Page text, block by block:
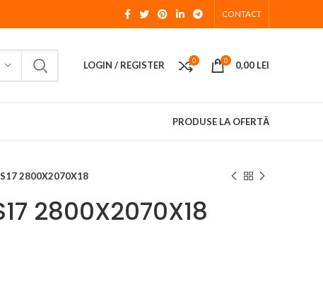
CONTACT
LOGIN / REGISTER 0 0 0,00 LEI
PRODUSE LA OFERTĂ
2800X2070X18
2800X2070X18